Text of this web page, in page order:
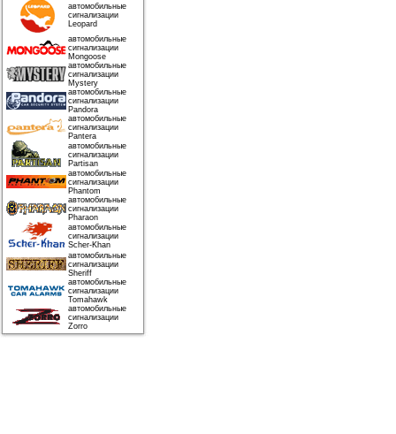
автомобильные
сигнализации
Leopard
автомобильные
сигнализации
Mongoose
автомобильные
сигнализации
Mystery
автомобильные
сигнализации
Pandora
автомобильные
сигнализации
Pantera
автомобильные
сигнализации
Partisan
автомобильные
сигнализации
Phantom
автомобильные
сигнализации
Pharaon
автомобильные
сигнализации
Scher-Khan
автомобильные
сигнализации
Sheriff
автомобильные
сигнализации
Tomahawk
автомобильные
сигнализации
Zorro